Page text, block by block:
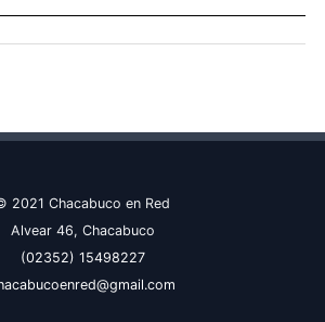
2021 Chacabuco en Red
Alvear 46, Chacabuco
(02352) 15498227